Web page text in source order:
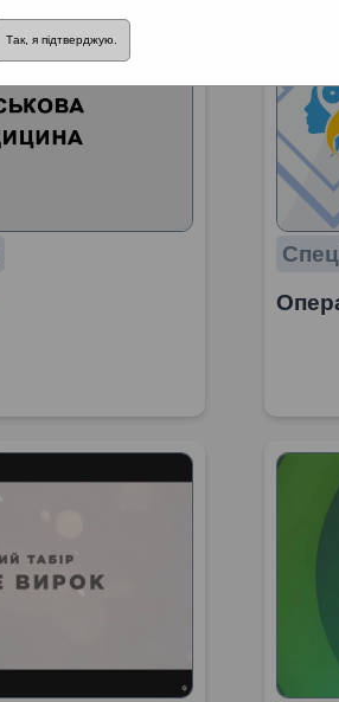
Так, я підтверджую.